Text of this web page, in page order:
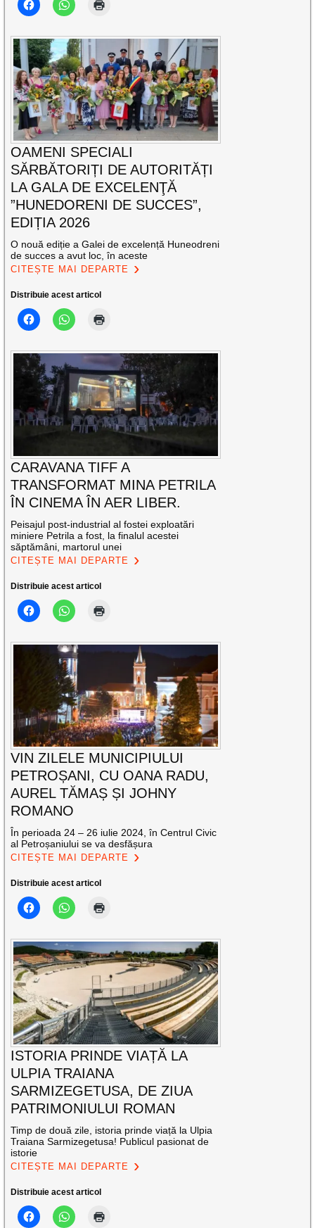
OAMENI SPECIALI
SĂRBĂTORIȚI DE AUTORITĂȚI
LA GALA DE EXCELENŢĂ
”HUNEDORENI DE SUCCES”,
EDIȚIA 2026
O nouă ediție a Galei de excelență Huneodreni
de succes a avut loc, în aceste
CITEȘTE MAI DEPARTE
Distribuie acest articol
CARAVANA TIFF A
TRANSFORMAT MINA PETRILA
ÎN CINEMA ÎN AER LIBER.
Peisajul post-industrial al fostei exploatări
miniere Petrila a fost, la finalul acestei
săptămâni, martorul unei
CITEȘTE MAI DEPARTE
Distribuie acest articol
VIN ZILELE MUNICIPIULUI
PETROȘANI, CU OANA RADU,
AUREL TĂMAȘ ȘI JOHNY
ROMANO
În perioada 24 – 26 iulie 2024, în Centrul Civic
al Petroșaniului se va desfășura
CITEȘTE MAI DEPARTE
Distribuie acest articol
ISTORIA PRINDE VIAȚĂ LA
ULPIA TRAIANA
SARMIZEGETUSA, DE ZIUA
PATRIMONIULUI ROMAN
Timp de două zile, istoria prinde viață la Ulpia
Traiana Sarmizegetusa! Publicul pasionat de
istorie
CITEȘTE MAI DEPARTE
Distribuie acest articol